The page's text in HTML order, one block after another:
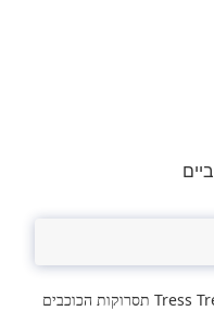
Tress Trends תסרוקות הכוכבים